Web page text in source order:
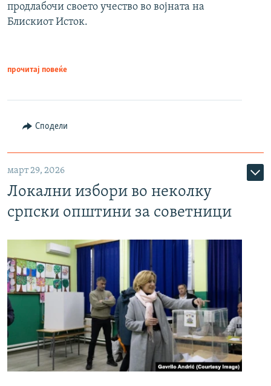
продлабочи своето учество во војната на
Блискиот Исток.
прочитај повеќе
Сподели
март 29, 2026
Локални избори во неколку
српски општини за советници